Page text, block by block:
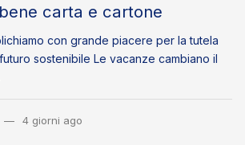
carta e cartone
con grande piacere per la tutela
sostenibile Le vacanze cambiano il
4 giorni ago